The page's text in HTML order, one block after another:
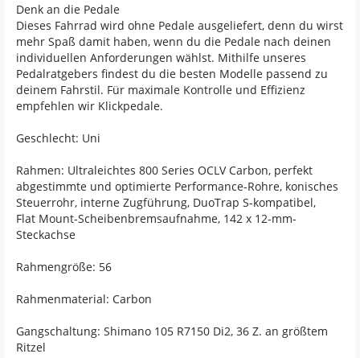
Denk an die Pedale
Dieses Fahrrad wird ohne Pedale ausgeliefert, denn du wirst
mehr Spaß damit haben, wenn du die Pedale nach deinen
individuellen Anforderungen wählst. Mithilfe unseres
Pedalratgebers findest du die besten Modelle passend zu
deinem Fahrstil. Für maximale Kontrolle und Effizienz
empfehlen wir Klickpedale.
Geschlecht: Uni
Rahmen: Ultraleichtes 800 Series OCLV Carbon, perfekt
abgestimmte und optimierte Performance-Rohre, konisches
Steuerrohr, interne Zugführung, DuoTrap S-kompatibel,
Flat Mount-Scheibenbremsaufnahme, 142 x 12-mm-
Steckachse
Rahmengröße: 56
Rahmenmaterial: Carbon
Gangschaltung: Shimano 105 R7150 Di2, 36 Z. an größtem
Ritzel